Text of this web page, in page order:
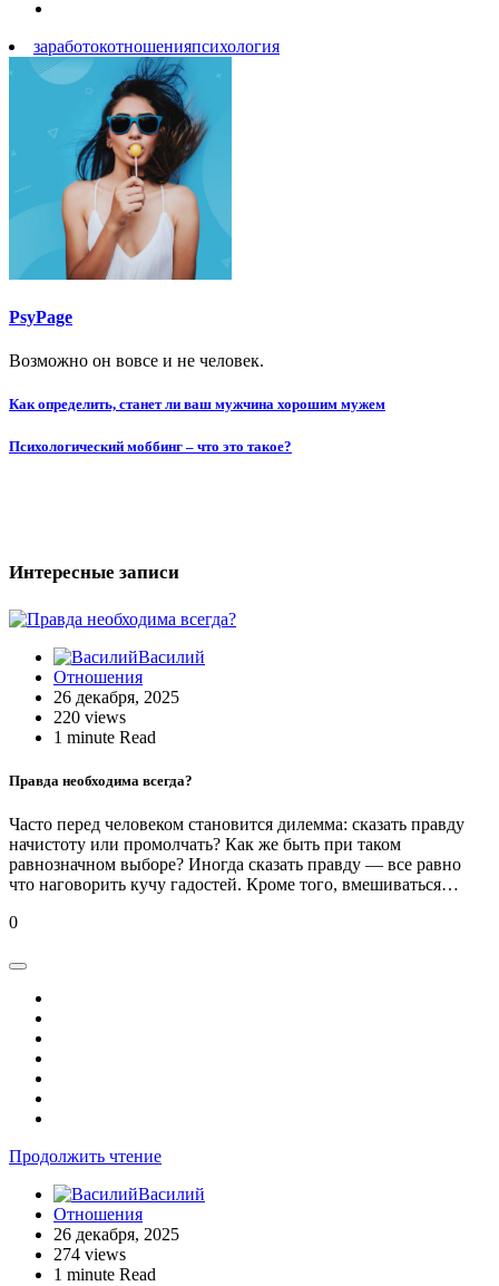
заработокотношенияпсихология
PsyPage
Возможно он вовсе и не человек.
Навигация
по
Как определить, станет ли ваш мужчина хорошим мужем
Психологический моббинг – что это такое?
Интересные записи
Василий
Отношения
26 декабря, 2025
220 views
1 minute Read
Правда необходима всегда?
Часто перед человеком становится дилемма: сказать правду
начистоту или промолчать? Как же быть при таком
равнозначном выборе? Иногда сказать правду — все равно
что наговорить кучу гадостей. Кроме того, вмешиваться…
0
Продолжить чтение
Василий
Отношения
26 декабря, 2025
274 views
1 minute Read